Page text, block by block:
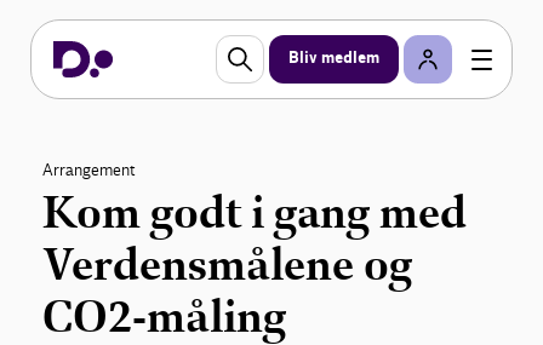
Bliv medlem
Arrangement
Kom godt i gang med
Verdensmålene og
CO2-måling